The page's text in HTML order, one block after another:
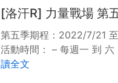
[洛汗R] 力量戰場 第
第五季期程：2022/7/21
活動時間： – 每週一 到 六
讀全文